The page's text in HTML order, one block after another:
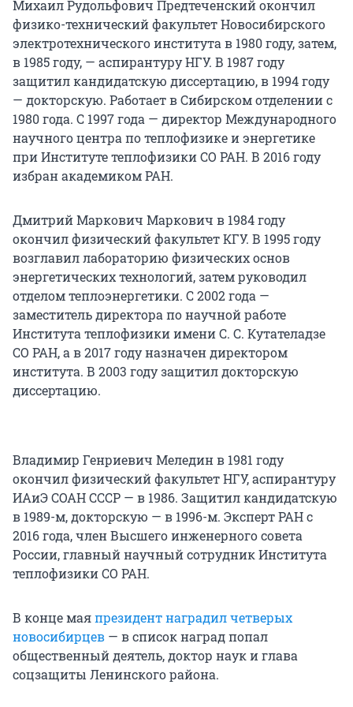
Михаил Рудольфович Предтеченский окончил
физико-технический факультет Новосибирского
электротехнического института в 1980 году, затем,
в 1985 году, — аспирантуру НГУ. В 1987 году
защитил кандидатскую диссертацию, в 1994 году
— докторскую. Работает в Сибирском отделении с
1980 года. С 1997 года — директор Международного
научного центра по теплофизике и энергетике
при Институте теплофизики СО РАН. В 2016 году
избран академиком РАН.
Дмитрий Маркович Маркович в 1984 году
окончил физический факультет КГУ. В 1995 году
возглавил лабораторию физических основ
энергетических технологий, затем руководил
отделом теплоэнергетики. С 2002 года —
заместитель директора по научной работе
Института теплофизики имени С. С. Кутателадзе
СО РАН, а в 2017 году назначен директором
института. В 2003 году защитил докторскую
диссертацию.
Владимир Генриевич Меледин в 1981 году
окончил физический факультет НГУ, аспирантуру
ИАиЭ СОАН СССР — в 1986. Защитил кандидатскую
в 1989-м, докторскую — в 1996-м. Эксперт РАН с
2016 года, член Высшего инженерного совета
России, главный научный сотрудник Института
теплофизики СО РАН.
В конце маяпрезидент наградил четверых
новосибирцев — в список наград попал
общественный деятель, доктор наук и глава
соцзащиты Ленинского района.